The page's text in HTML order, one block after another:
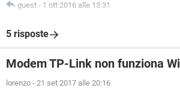
guest - 1 ott 2016 alle 13:31
5 risposte
Modem TP-Link non funziona
lorenzo - 21 set 2017 alle 20:16